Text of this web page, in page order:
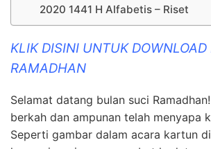
2020 1441 H Alfabetis – Riset
KLIK DISINI UNTUK DOWNLOAD
RAMADHAN
Selamat datang bulan suci
berkah dan ampunan telah menyapa
Seperti gambar dalam acara kartun